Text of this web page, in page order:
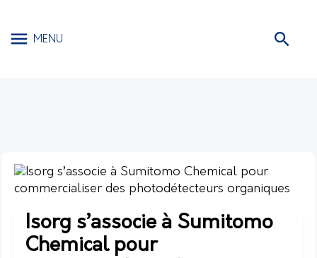
MENU
Isorg s’associe à Sumitomo
Chemical pour